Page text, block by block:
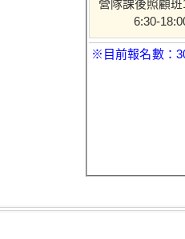
營隊課後照顧班
6:30-
※目前報名數：